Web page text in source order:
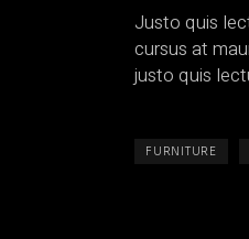
Justo quis
cursus at
justo quis
FURNITURE